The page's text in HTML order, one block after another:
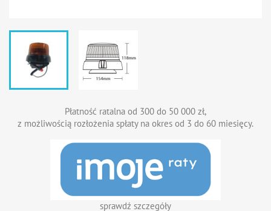
Płatność ratalna od 300 do 50 000 zł,
z możliwością rozłożenia spłaty na okres od 3 do 60 miesięcy.
sprawdź szczegóły